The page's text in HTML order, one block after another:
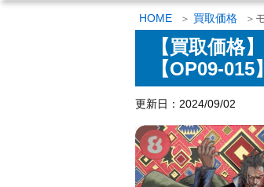
HOME 買取価格
【買取価格
【OP09-015】
更新日：2024/09/02